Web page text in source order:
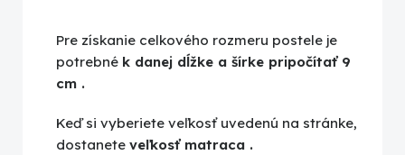
Pre získanie celkového rozmeru postele je
potrebné k danej dĺžke a šírke pripočítať 9
cm .
Keď si vyberiete veľkosť uvedenú na stránke,
dostanete veľkosť matraca .